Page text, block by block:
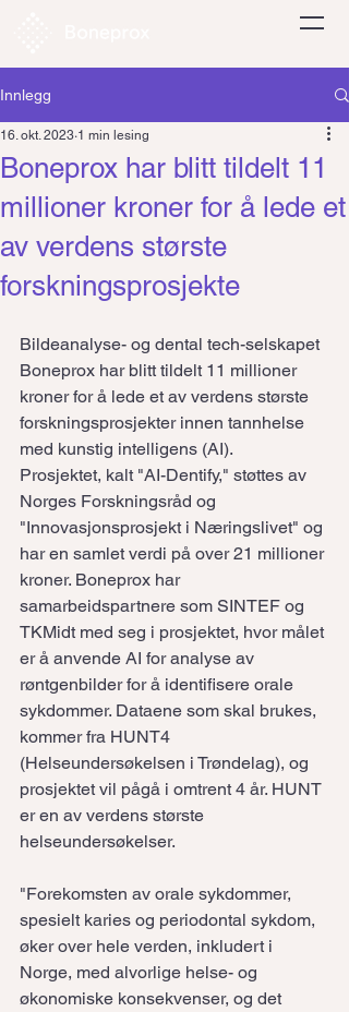
Innlegg
Boneprox har blitt tildelt 11
millioner kroner for å lede et
av verdens største
forskningsprosjekte
16. okt. 2023 1 min lesing
Bildeanalyse- og dental tech-selskapet
Boneprox har blitt tildelt 11 millioner
kroner for å lede et av verdens største
forskningsprosjekter innen tannhelse
med kunstig intelligens (AI).
Prosjektet, kalt "AI-Dentify," støttes av
Norges Forskningsråd og
"Innovasjonsprosjekt i Næringslivet" og
har en samlet verdi på over 21 millioner
kroner. Boneprox har
samarbeidspartnere som SINTEF og
TKMidt med seg i prosjektet, hvor målet
er å anvende AI for analyse av
røntgenbilder for å identifisere orale
sykdommer. Dataene som skal brukes,
kommer fra HUNT4
(Helseundersøkelsen i Trøndelag), og
prosjektet vil pågå i omtrent 4 år. HUNT
er en av verdens største
helseundersøkelser.
"Forekomsten av orale sykdommer,
spesielt karies og periodontal sykdom,
øker over hele verden, inkludert i
Norge, med alvorlige helse- og
økonomiske konsekvenser, og det